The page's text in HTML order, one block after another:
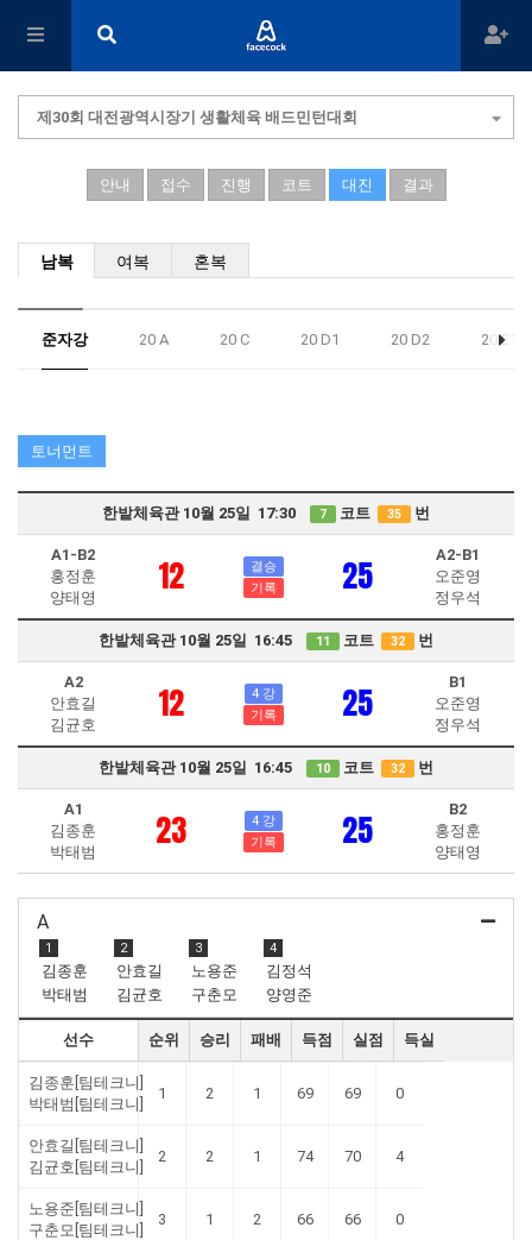
제30회 대전광역시장기 생활체육 배드민턴대회
안내 접수 진행 코트 대진 결과
남복 여복 혼복
준자강 20 A 20 C 20 D1 20 D2 20 E1
토너먼트
한밭체육관 10월 25일 17:30 7 코트 35 번
A1-B2
홍정훈
양태영
12
결승
기록
25
A2-B1
오준영
정우석
한밭체육관 10월 25일 16:45 11 코트 32 번
A2
안효길
김균호
12
4 강
기록
25
B1
오준영
정우석
한밭체육관 10월 25일 16:45 10 코트 32 번
A1
김종훈
박태범
23
4 강
기록
25
B2
홍정훈
양태영
A
1
김종훈
박태범
2
안효길
김균호
3
노용준
구춘모
4
김정석
양영준
선수 순위 승리 패배 득점 실점 득실
김종훈[팀테크니]
박태범[팀테크니]
1 2 1 69 69 0
안효길[팀테크니]
김균호[팀테크니]
2 2 1 74 70 4
노용준[팀테크니]
구춘모[팀테크니]
3 1 2 66 66 0